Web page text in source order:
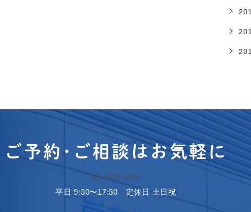
ご予約･ご相談はお気軽に
06-4709-5584
平日 9:30〜17:30 定休日 土日祝